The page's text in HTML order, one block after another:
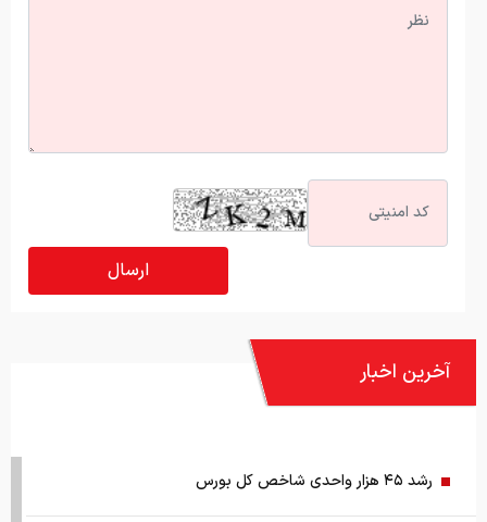
آخرین اخبار
رشد ۴۵ هزار واحدی شاخص کل بورس